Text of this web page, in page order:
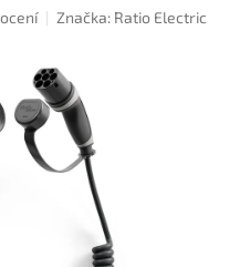
Značka: Ratio Electric